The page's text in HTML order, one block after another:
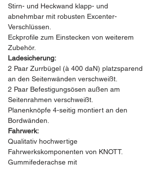
Stirn- und Heckwand klapp- und
abnehmbar mit robusten Excenter-
Verschlüssen.
Eckprofile zum Einstecken von weiterem
Zubehör.
Ladesicherung:
2 Paar Zurrbügel (à 400 daN) platzsparend
an den Seitenwänden verschweißt.
2 Paar Befestigungsösen außen am
Seitenrahmen verschweißt.
Planenknöpfe 4-seitig montiert an den
Bordwänden.
Fahrwerk:
Qualitativ hochwertige
Fahrwerkskomponenten von KNOTT.
Gummifederachse mit